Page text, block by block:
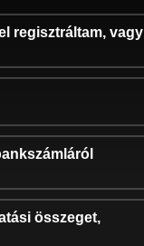
regisztráltam, vagy
összeget,